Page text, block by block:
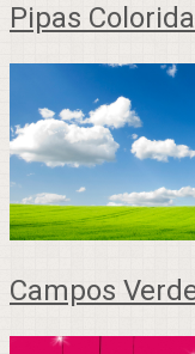
Pipas
Campos